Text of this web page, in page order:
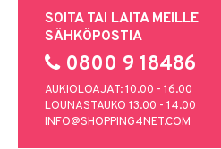
SOITA TAI LAITA MEILLE
SÄHKÖPOSTIA
0800 9 18486
AUKIOLOAJAT: 10.00 - 16.00
LOUNASTAUKO 13.00 - 14.00
INFO@SHOPPING4NET.COM